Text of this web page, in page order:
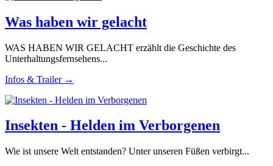
Was haben wir gelacht
WAS HABEN WIR GELACHT erzählt die Geschichte des
Unterhaltungsfernsehens...
Infos & Trailer →
Insekten - Helden im Verborgenen
Wie ist unsere Welt entstanden? Unter unseren Füßen verbirgt...